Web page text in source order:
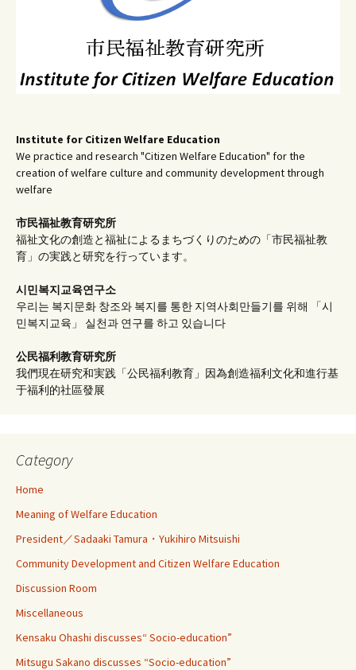
Institute for Citizen Welfare Education
We practice and research "Citizen Welfare Education" for the
creation of welfare culture and community development through
welfare
市民福祉教育研究所
福祉文化の創造と福祉によるまちづくりのための「市民福祉教
育」の実践と研究を行っています。
시민복지교육연구소
우리는 복지문화 창조와 복지를 통한 지역사회만들기를 위해 「시
민복지교육」 실천과 연구를 하고 있습니다
公民福利教育研究所
我們現在研究和実践「公民福利教育」因為創造福利文化和進行基
于福利的社區發展
Category
Home
Meaning of Welfare Education
President／Sadaaki Tamura・Yukihiro Mitsuishi
Community Development and Citizen Welfare Education
Discussion Room
Miscellaneous
Kensaku Ohashi discusses“ Socio-education”
Mitsugu Sakano discusses “Socio-education”